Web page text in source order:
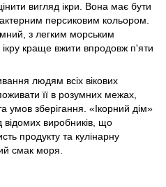
вигляд ікри. Вона має бути
персиковим кольором.
з легким морським
ікру краще вжити впродовж п'яти
людям всіх вікових
її в розумних межах,
умов зберігання. «Ікорний дім»
відомих виробників, що
продукту та кулінарну
смак моря.